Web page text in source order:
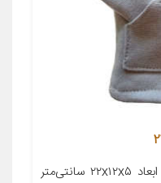
معرفی محصول جزئیات محصول ابعاد ۲۲x۱۲x۵ سانتی‌متر